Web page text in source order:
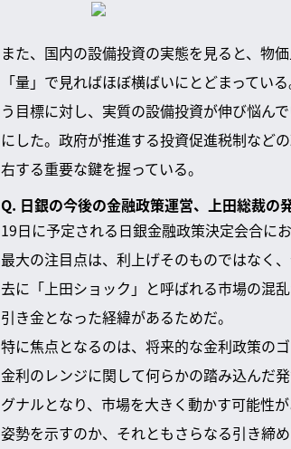
また、国内の設備投資の実態を見ると、物
「量」で見ればほぼ横ばいにとどまってい
う目標に対し、実質の設備投資が伸び悩ん
にした。政府が推進する投資促進税制など
右する重要な鍵を握っている。
Q. 日銀の今後の金融政策運営、上田総裁の
19日に予定される日銀金融政策決定会合に
最大の注目点は、利上げそのものではなく
去に「上田ショック」と呼ばれる市場の混
引き金となった経緯があるためだ。
特に焦点となるのは、将来的な金利政策の
金利のレンジに関して何らかの踏み込んだ
グナルとなり、市場を大きく動かす可能性
姿勢を示すのか、それともさらなる引き締